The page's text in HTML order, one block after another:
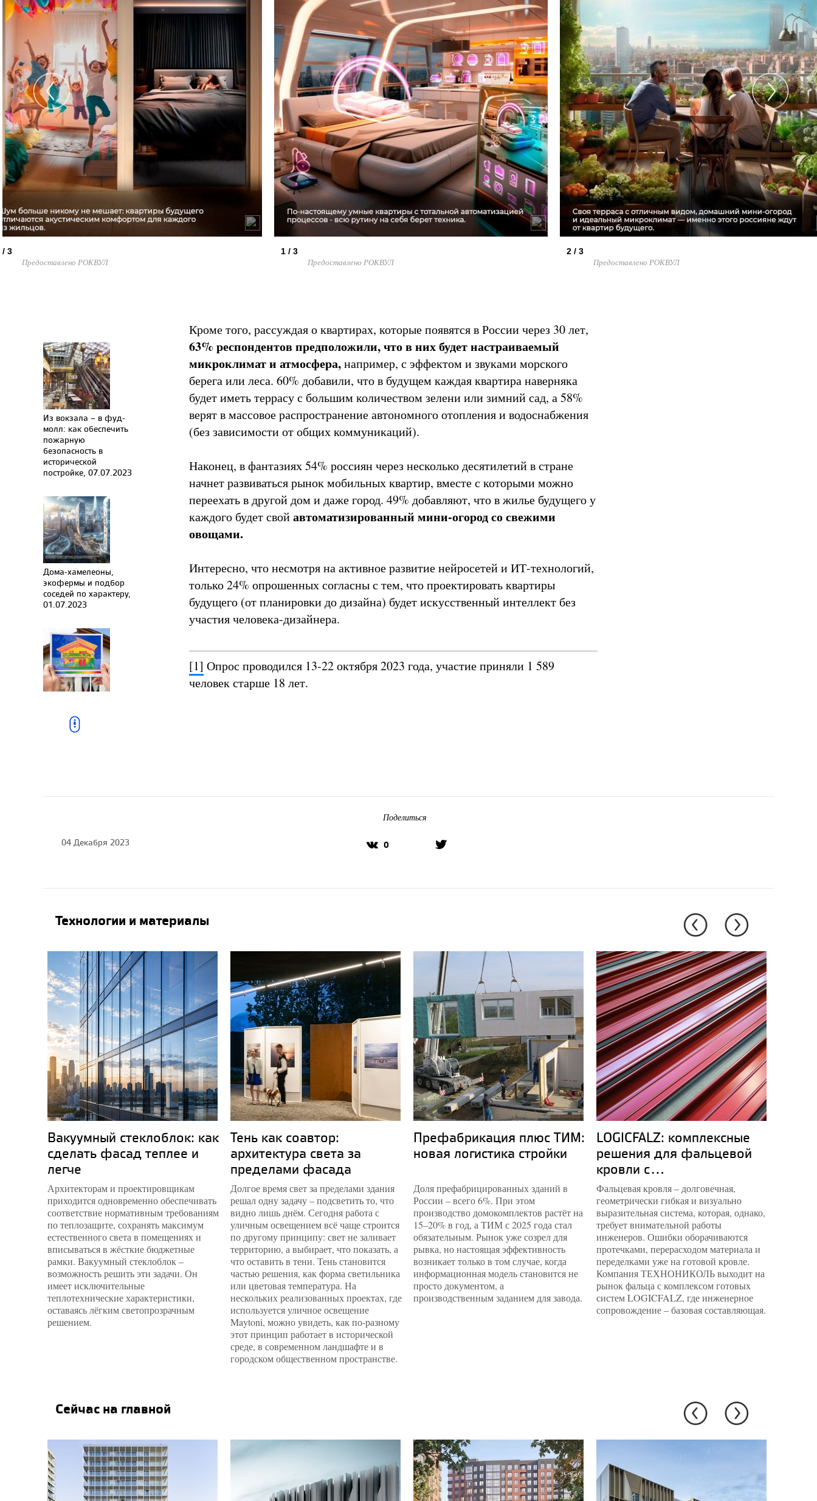
Из вокзала – в фуд-
молл: как обеспечить
пожарную
безопасность в
исторической
постройке, 07.07.2023
Дома-хамелеоны,
экофермы и подбор
соседей по характеру,
01.07.2023
2023: быстро строим
тёплый загородный
ДОМ с негорючей
Мария Трошина.
ROCKWOOL: высокий
стандарт на всех
континентах,
16.08.2022
Как будут жить
полярники на
«Востоке»: все об
устройстве
современной
полярной станции,
15.08.2022
Школа на отлично:
когда даже потолки
Спрос на
строительные
материалы вырос на
165%: эксперт
ROCKWOOL рассказал
о причинах его
/ 3
Предоставлено РОКВУЛ
1 / 3
Предоставлено РОКВУЛ
2 / 3
Предоставлено РОКВУЛ
Кроме того, рассуждая о квартирах, которые появятся в России через 30 лет,
63% респондентов предположили, что в них будет настраиваемый
микроклимат и атмосфера,например, с эффектом и звуками морского
берега или леса. 60% добавили, что в будущем каждая квартира наверняка
будет иметь террасу с большим количеством зелени или зимний сад, а 58%
верят в массовое распространение автономного отопления и водоснабжения
(без зависимости от общих коммуникаций).
Наконец, в фантазиях 54% россиян через несколько десятилетий в стране
начнет развиваться рынок мобильных квартир, вместе с которыми можно
переехать в другой дом и даже город. 49% добавляют, что в жилье будущего у
каждого будет свойавтоматизированный мини-огород со свежими
овощами.
Интересно, что несмотря на активное развитие нейросетей и ИТ-технологий,
только 24% опрошенных согласны с тем, что проектировать квартиры
будущего (от планировки до дизайна) будет искусственный интеллект без
участия человека-дизайнера.
[1] Опрос проводился 13-22 октября 2023 года, участие приняли 1 589
человек старше 18 лет.
04 Декабря 2023
Поделиться
0
Технологии и материалы
Вакуумный стеклоблок: как
сделать фасад теплее и
легче
Архитекторам и проектировщикам
приходится одновременно обеспечивать
соответствие нормативным требованиям
по теплозащите, сохранять максимум
естественного света в помещениях и
вписываться в жёсткие бюджетные
рамки. Вакуумный стеклоблок –
возможность решить эти задачи. Он
имеет исключительные
теплотехнические характеристики,
оставаясь лёгким светопрозрачным
решением.
Тень как соавтор:
архитектура света за
пределами фасада
Долгое время свет за пределами здания
решал одну задачу – подсветить то, что
видно лишь днём. Сегодня работа с
уличным освещением всё чаще строится
по другому принципу: свет не заливает
территорию, а выбирает, что показать, а
что оставить в тени. Тень становится
частью решения, как форма светильника
или цветовая температура. На
нескольких реализованных проектах, где
используется уличное освещение
Maytoni, можно увидеть, как по-разному
этот принцип работает в исторической
среде, в современном ландшафте и в
городском общественном пространстве.
Префабрикация плюс ТИМ:
новая логистика стройки
Доля префабрицированных зданий в
России – всего 6%. При этом
производство домокомплектов растёт на
15–20% в год, а ТИМ с 2025 года стал
обязательным. Рынок уже созрел для
рывка, но настоящая эффективность
возникает только в том случае, когда
информационная модель становится не
просто документом, а
производственным заданием для завода.
LOGICFALZ: комплексные
решения для фальцевой
кровли с...
Фальцевая кровля – долговечная,
геометрически гибкая и визуально
выразительная система, которая, однако,
требует внимательной работы
инженеров. Ошибки оборачиваются
протечками, перерасходом материала и
переделками уже на готовой кровле.
Компания ТЕХНОНИКОЛЬ выходит на
рынок фальца с комплексом готовых
систем LOGICFALZ, где инженерное
сопровождение – базовая составляющая.
Сейчас на главной